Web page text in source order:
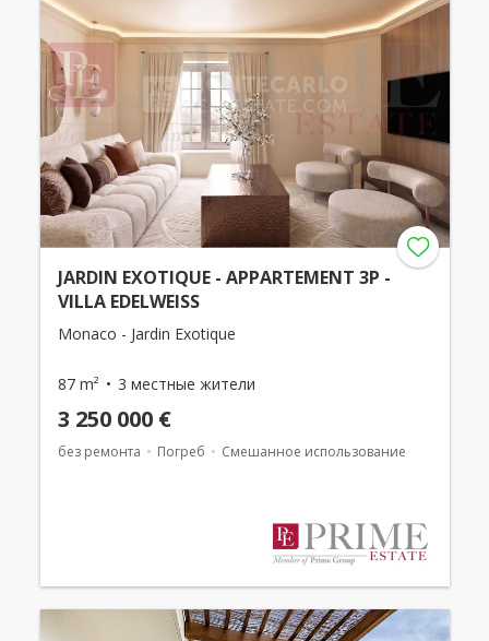
JARDIN EXOTIQUE - APPARTEMENT 3P -
VILLA EDELWEISS
Monaco - Jardin Exotique
87 m² 3 местные жители
3 250 000 €
без ремонта Погреб Смешанное использование